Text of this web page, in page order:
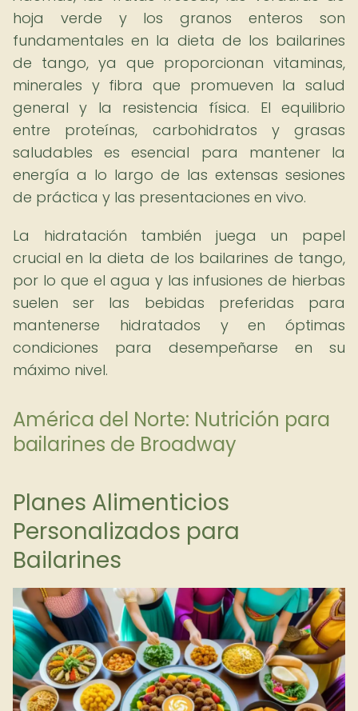
hoja verde y los granos enteros son
fundamentales en la dieta de los bailarines
de tango, ya que proporcionan vitaminas,
minerales y fibra que promueven la salud
general y la resistencia física. El equilibrio
entre proteínas, carbohidratos y grasas
saludables es esencial para mantener la
energía a lo largo de las extensas sesiones
de práctica y las presentaciones en vivo.
La hidratación también juega un papel
crucial en la dieta de los bailarines de tango,
por lo que el agua y las infusiones de hierbas
suelen ser las bebidas preferidas para
mantenerse hidratados y en óptimas
condiciones para desempeñarse en su
máximo nivel.
América del Norte: Nutrición para
bailarines de Broadway
Planes Alimenticios
Personalizados para
Bailarines